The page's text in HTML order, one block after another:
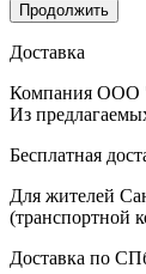
Продолжить
Доставка
Компания ООО
Из
Бесплатная
Для жителей
(транспортной
Доставка по